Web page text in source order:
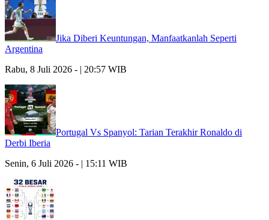
Jika Diberi Keuntungan, Manfaatkanlah Seperti
Argentina
Rabu, 8 Juli 2026 - | 20:57 WIB
Portugal Vs Spanyol: Tarian Terakhir Ronaldo di
Derbi Iberia
Senin, 6 Juli 2026 - | 15:11 WIB